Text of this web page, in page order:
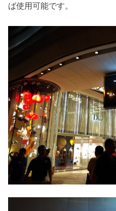
ば使用可能です。